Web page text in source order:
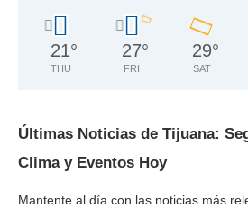
21°
THU
27°
FRI
29°
SAT
Últimas Noticias de Tijuana:
Clima y Eventos Hoy
Mantente al día con las noticias más